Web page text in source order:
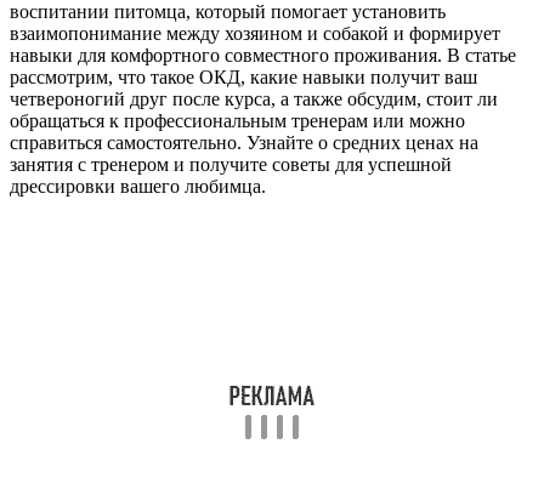
воспитании питомца, который помогает установить
взаимопонимание между хозяином и собакой и формирует
навыки для комфортного совместного проживания. В статье
рассмотрим, что такое ОКД, какие навыки получит ваш
четвероногий друг после курса, а также обсудим, стоит ли
обращаться к профессиональным тренерам или можно
справиться самостоятельно. Узнайте о средних ценах на
занятия с тренером и получите советы для успешной
дрессировки вашего любимца.